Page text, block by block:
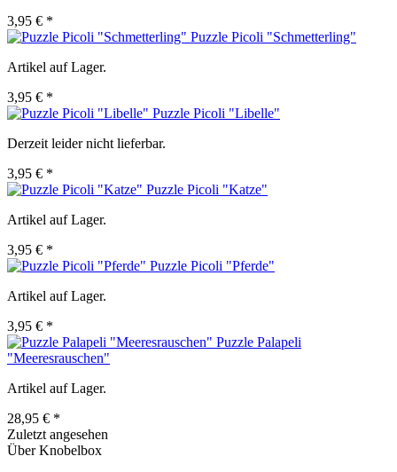
3,95 € *
Puzzle Picoli "Schmetterling"
Artikel auf Lager.
3,95 € *
Puzzle Picoli "Libelle"
Derzeit leider nicht lieferbar.
3,95 € *
Puzzle Picoli "Katze"
Artikel auf Lager.
3,95 € *
Puzzle Picoli "Pferde"
Artikel auf Lager.
3,95 € *
Puzzle Palapeli
"Meeresrauschen"
Artikel auf Lager.
28,95 € *
Zuletzt angesehen
Über Knobelbox